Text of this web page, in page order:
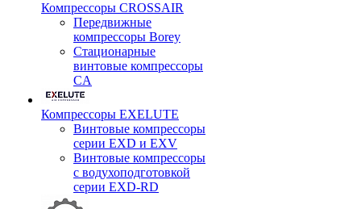
Компрессоры CROSSAIR
Передвижные
компрессоры Borey
Стационарные
винтовые компрессоры
CA
Компрессоры EXELUTE
Винтовые компрессоры
серии EXD и EXV
Винтовые компрессоры
с водухоподготовкой
серии EXD-RD